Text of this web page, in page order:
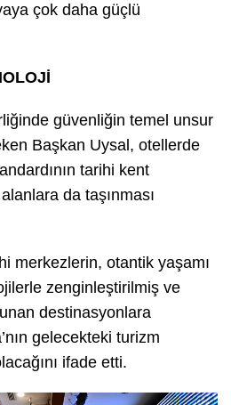
çok daha güçlü
güvenliğin temel unsur
Başkan Uysal, otellerde
tarihi kent
da taşınması
merkezlerin, otantik yaşamı
zenginleştirilmiş ve
destinasyonlara
gelecekteki turizm
ifade etti.